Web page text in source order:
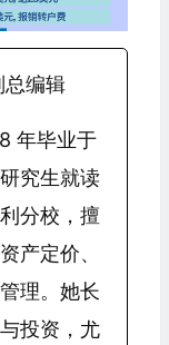
总编辑
年毕业于
究生就读
分校，擅
产定价、
理。她长
投资，尤